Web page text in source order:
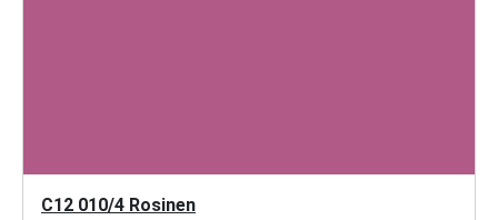
C12 010/4 Rosinen